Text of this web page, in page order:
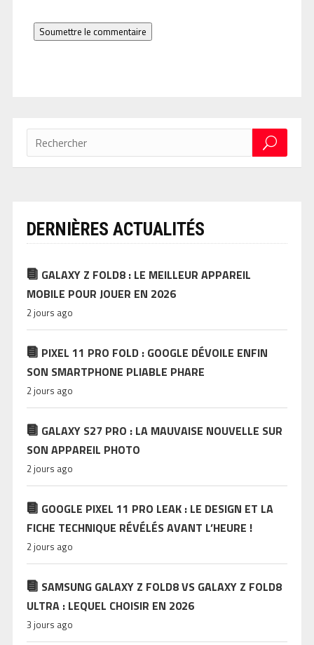
Soumettre le commentaire
DERNIÈRES ACTUALITÉS
GALAXY Z FOLD8 : LE MEILLEUR APPAREIL
MOBILE POUR JOUER EN 2026
2 jours ago
PIXEL 11 PRO FOLD : GOOGLE DÉVOILE ENFIN
SON SMARTPHONE PLIABLE PHARE
2 jours ago
GALAXY S27 PRO : LA MAUVAISE NOUVELLE SUR
SON APPAREIL PHOTO
2 jours ago
GOOGLE PIXEL 11 PRO LEAK : LE DESIGN ET LA
FICHE TECHNIQUE RÉVÉLÉS AVANT L’HEURE !
2 jours ago
SAMSUNG GALAXY Z FOLD8 VS GALAXY Z FOLD8
ULTRA : LEQUEL CHOISIR EN 2026
3 jours ago